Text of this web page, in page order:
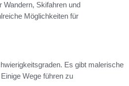
Wandern, Skifahren und
Möglichkeiten für
Es gibt malerische
Wege führen zu